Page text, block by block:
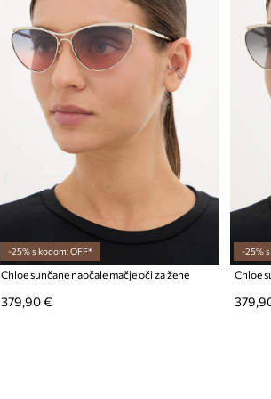
-25% s kodom: OFF*
Chloe sunčane naočale mačje oči za žene
379,90 €
-25%
Chloe